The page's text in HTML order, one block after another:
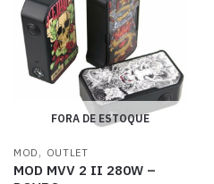
FORA DE ESTOQUE
MOD , OUTLET
MOD MVV 2 II 280W –